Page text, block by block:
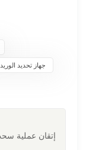
جهاز تحديد
إتقان عملية